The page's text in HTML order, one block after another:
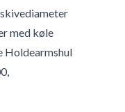
med køle
Holdearmshul